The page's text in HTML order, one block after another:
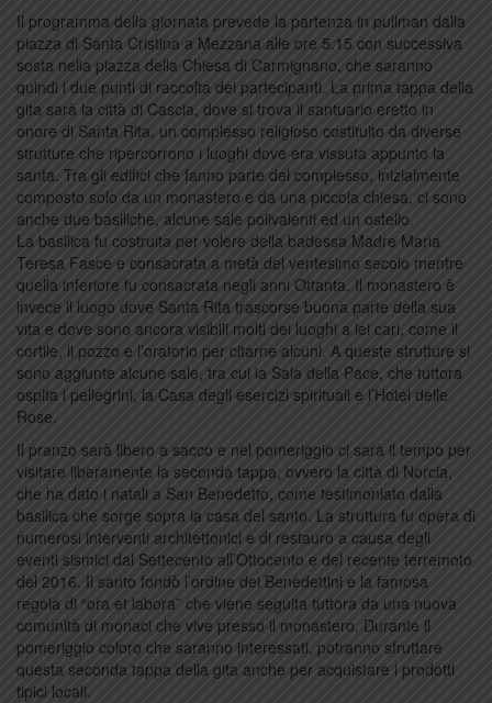
Il programma della giornata prevede la partenza in pullman dalla
piazza di Santa Cristina a Mezzana alle ore 5.15 con successiva
sosta nella piazza della Chiesa di Carmignano, che saranno
quindi i due punti di raccolta dei partecipanti. La prima tappa della
gita sarà la città di Cascia, dove si trova il santuario eretto in
onore di Santa Rita, un complesso religioso costituito da diverse
strutture che ripercorrono i luoghi dove era vissuta appunto la
santa. Tra gli edifici che fanno parte del complesso, inizialmente
composto solo da un monastero e da una piccola chiesa, ci sono
anche due basiliche, alcune sale polivalenti ed un ostello.
La basilica fu costruita per volere della badessa Madre Maria
Teresa Fasce e consacrata a metà del ventesimo secolo mentre
quella inferiore fu consacrata negli anni Ottanta. Il monastero è
invece il luogo dove Santa Rita trascorse buona parte della sua
vita e dove sono ancora visibili molti dei luoghi a lei cari, come il
cortile, il pozzo e l’oratorio per citarne alcuni. A queste strutture si
sono aggiunte alcune sale, tra cui la Sala della Pace, che tuttora
ospita i pellegrini, la Casa degli esercizi spirituali e l’Hotel delle
Rose.
Il pranzo sarà libero a sacco e nel pomeriggio ci sarà il tempo per
visitare liberamente la seconda tappa, ovvero la città di Norcia,
che ha dato i natali a San Benedetto, come testimoniato dalla
basilica che sorge sopra la casa del santo. La struttura fu opera di
numerosi interventi architettonici e di restauro a causa degli
eventi sismici dal Settecento all’Ottocento e del recente terremoto
del 2016. Il santo fondò l’ordine dei Benedettini e la famosa
regola di “ora et labora” che viene seguita tuttora da una nuova
comunità di monaci che vive presso il monastero. Durante il
pomeriggio coloro che saranno interessati, potranno sfruttare
questa seconda tappa della gita anche per acquistare i prodotti
tipici locali.